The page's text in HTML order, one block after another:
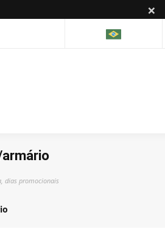
×
dias promocionais